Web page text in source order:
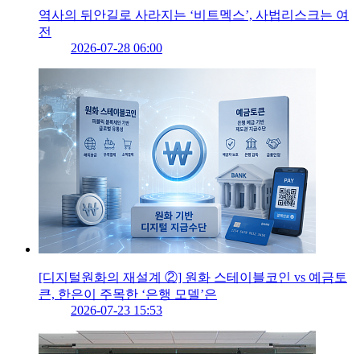
역사의 뒤안길로 사라지는 ‘비트멕스’, 사법리스크는 여
전
2026-07-28 06:00
[디지털원화의 재설계 ②] 원화 스테이블코인 vs 예금토
큰, 한은이 주목한 ‘은행 모델’은
2026-07-23 15:53